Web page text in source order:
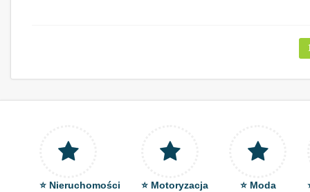
⭐ Nieruchomości ⭐ Motoryzacja ⭐ Moda